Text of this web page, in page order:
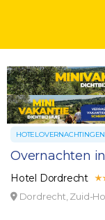
HOTELOVERNACHTINGEN
Overnachten
Hotel Dordrecht
Dordrecht, Zuid-